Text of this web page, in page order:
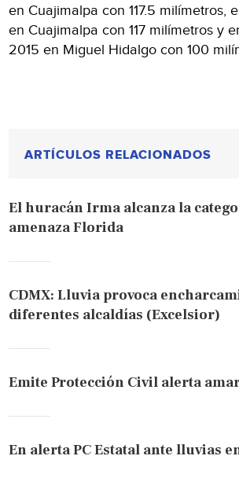
en Cuajimalpa con 117.5 milímetros,
en Cuajimalpa con 117 milímetros y
2015 en Miguel Hidalgo con 100
ARTÍCULOS RELACIONADOS
El huracán Irma alcanza la
amenaza Florida
CDMX: Lluvia provoca
diferentes alcaldías (Excelsior)
Emite Protección Civil alerta
En alerta PC Estatal ante lluvias